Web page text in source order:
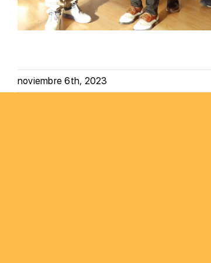
noviembre 6th, 2023